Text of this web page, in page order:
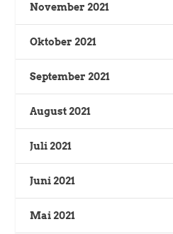
November 2021
Oktober 2021
September 2021
August 2021
Juli 2021
Juni 2021
Mai 2021